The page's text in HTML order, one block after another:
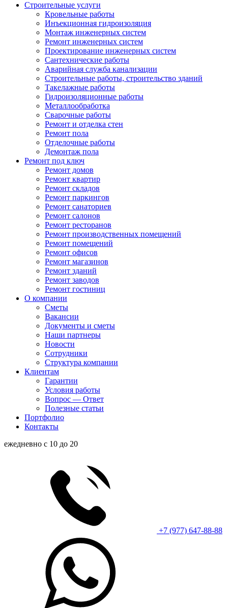
Строительные услуги
Кровельные работы
Инъекционная гидроизоляция
Монтаж инженерных систем
Ремонт инженерных систем
Проектирование инженерных систем
Сантехнические работы
Аварийная служба канализации
Строительные работы, строительство зданий
Такелажные работы
Гидроизоляционные работы
Металлообработка
Сварочные работы
Ремонт и отделка стен
Ремонт пола
Отделочные работы
Демонтаж пола
Ремонт под ключ
Ремонт домов
Ремонт квартир
Ремонт складов
Ремонт паркингов
Ремонт санаториев
Ремонт салонов
Ремонт ресторанов
Ремонт производственных помещений
Ремонт помещений
Ремонт офисов
Ремонт магазинов
Ремонт зданий
Ремонт заводов
Ремонт гостиниц
О компании
Сметы
Вакансии
Документы и сметы
Наши партнеры
Новости
Сотрудники
Структура компании
Клиентам
Гарантии
Условия работы
Вопрос — Ответ
Полезные статьи
Портфолио
Контакты
ежедневно с 10 до 20
+7 (977) 647-88-88